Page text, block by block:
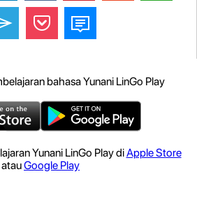
bahasa Yunani LinGo Play
Yunani LinGo Play diApple Store
atauGoogle Play